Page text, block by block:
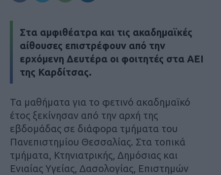
Στα αμφιθέατρα και τις ακαδημαϊκές
αίθουσες επιστρέφουν από την
ερχόμενη Δευτέρα οι φοιτητές στα ΑΕΙ
της Καρδίτσας.
Τα μαθήματα για το φετινό ακαδημαϊκό
έτος ξεκίνησαν από την αρχή της
εβδομάδας σε διάφορα τμήματα του
Πανεπιστημίου Θεσσαλίας. Στα τοπικά
τμήματα, Κτηνιατρικής, Δημόσιας και
Ενιαίας Υγείας, Δασολογίας, Επιστημών